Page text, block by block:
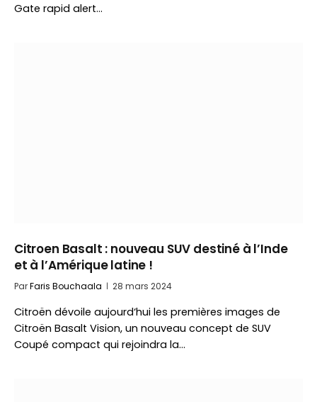
Gate rapid alert…
Citroen Basalt : nouveau SUV destiné à l’Inde
et à l’Amérique latine !
ParFaris Bouchaala 28 mars 2024
Citroën dévoile aujourd‘hui les premières images de
Citroën Basalt Vision, un nouveau concept de SUV
Coupé compact qui rejoindra la…